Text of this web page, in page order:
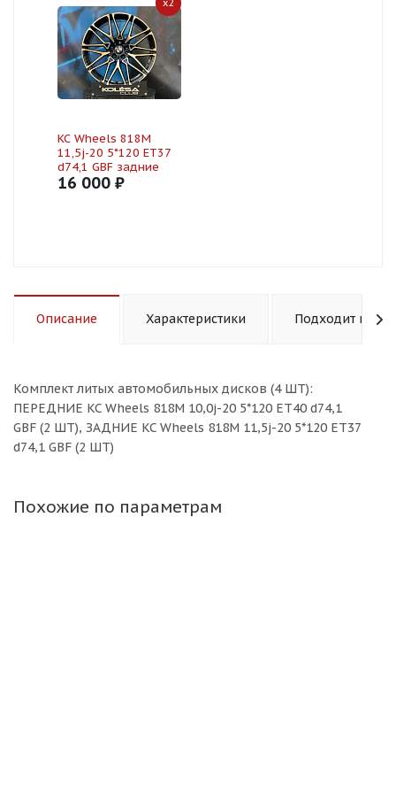
x2
KC Wheels 818M
11,5j-20 5*120 ET37
d74,1 GBF задние
16 000 ₽
Описание Характеристики Подходит к
Комплект литых автомобильных дисков (4 ШТ):
ПЕРЕДНИЕ KC Wheels 818M 10,0j-20 5*120 ET40 d74,1
GBF (2 ШТ), ЗАДНИЕ KC Wheels 818M 11,5j-20 5*120 ET37
d74,1 GBF (2 ШТ)
Похожие по параметрам